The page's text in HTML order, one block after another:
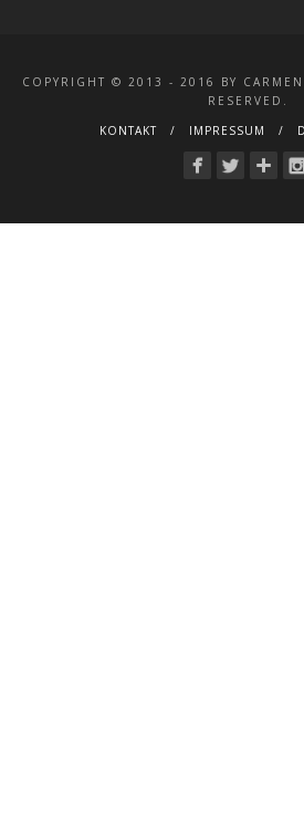
COPYRIGHT © 2013 - 2016 BY
RESERVED.
KONTAKT
IMPRESSUM